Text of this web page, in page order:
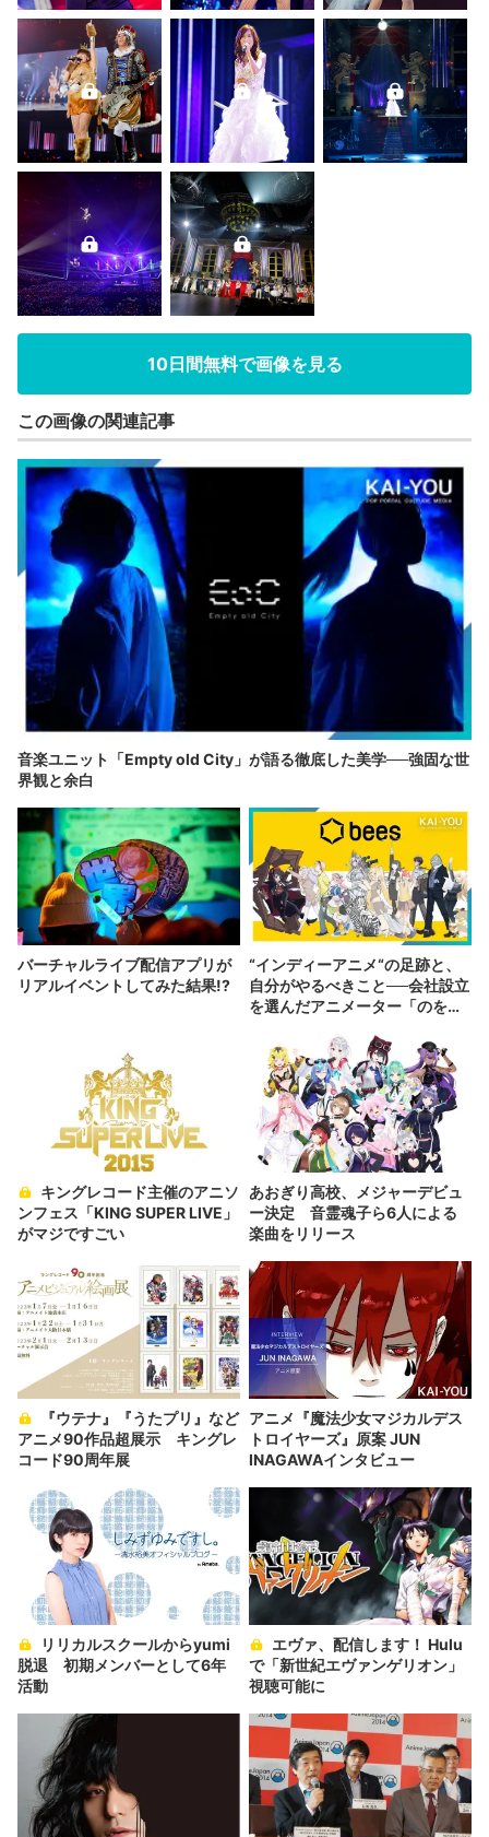
10日間無料で画像を見る
この画像の関連記事
音楽ユニット「Empty old City」が語る徹底した美学──強固な世
界観と余白
バーチャルライブ配信アプリが
リアルイベントしてみた結果!?
“インディーアニメ“の足跡と、
自分がやるべきこと──会社設立
を選んだアニメーター「のを
ンフェス「KING SUPER LIVE」
がマジですごい
あおぎり高校、メジャーデビュ
ー決定 音霊魂子ら6人による
楽曲をリリース
アニメ90作品超展示 キングレ
コード90周年展
アニメ『魔法少女マジカルデス
トロイヤーズ』原案 JUN
INAGAWAインタビュー
脱退 初期メンバーとして6年
活動
で「新世紀エヴァンゲリオン」
視聴可能に